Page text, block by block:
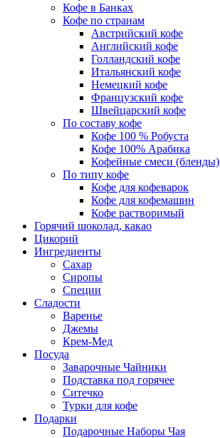
Кофе в Банках
Кофе по странам
Австрийский кофе
Английский кофе
Голландский кофе
Итальянский кофе
Немецкий кофе
Французский кофе
Швейцарский кофе
По составу кофе
Кофе 100 % Робуста
Кофе 100% Арабика
Кофейные смеси (бленды)
По типу кофе
Кофе для кофеварок
Кофе для кофемашин
Кофе растворимый
Горячий шоколад, какао
Цикорий
Ингредиенты
Сахар
Сиропы
Специи
Сладости
Варенье
Джемы
Крем-Мед
Посуда
Заварочные Чайники
Подставка под горячее
Ситечко
Турки для кофе
Подарки
Подарочные Наборы Чая